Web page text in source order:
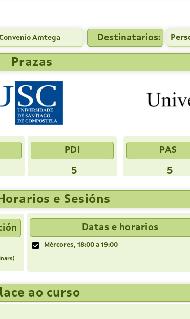
Amtega Destinatarios:
Prazas
PDI
5
PAS
5
e Sesións
Datas e horarios
Mércores, 18:00 a 19:00
ao curso